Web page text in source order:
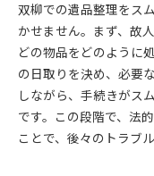
双柳での
遺族の感
感謝の気
心安らぐ
双柳での遺品
専門家に
双柳での遺品整理をス
かせません。まず、故
どの物品をどのように
の日取りを決め、必要
しながら、手続きがス
です。この段階で、法
ことで、後々のトラブ